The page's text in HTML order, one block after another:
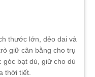
thước lớn, dẻo dai và
giữ cân bằng cho trụ
góc bạt dù, giữ cho dù
thời tiết.